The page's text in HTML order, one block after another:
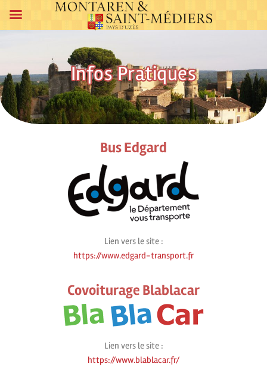
Infos Pratiques
Bus Edgard
Lien vers le site :
https://www.edgard-transport.fr
Covoiturage Blablacar
Lien vers le site :
https://www.blablacar.fr/